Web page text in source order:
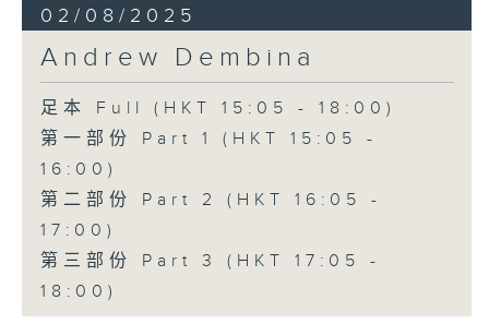
02/08/2025
Andrew Dembina
足本 Full (HKT 15:05 - 18:00)
第一部份 Part 1 (HKT 15:05 -
16:00)
第二部份 Part 2 (HKT 16:05 -
17:00)
第三部份 Part 3 (HKT 17:05 -
18:00)